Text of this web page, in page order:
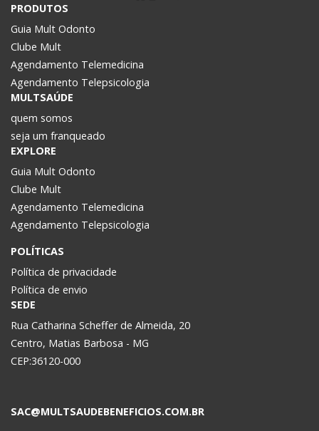
PRODUTOS
Guia Mult Odonto
Clube Mult
Agendamento Telemedicina
Agendamento Telepsicologia
MULTSAÚDE
quem somos
seja um franqueado
EXPLORE
Guia Mult Odonto
Clube Mult
Agendamento Telemedicina
Agendamento Telepsicologia
POLÍTICAS
Política de privacidade
Política de envio
SEDE
Rua Catharina Scheffer de Almeida, 20
Centro, Matias Barbosa - MG
CEP:36120-000
SAC@MULTSAUDEBENEFICIOS.COM.BR